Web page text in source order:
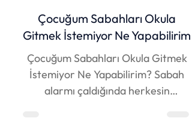
Tıkladers
16 Eyl 2025
2 dakikada okunur
Çocuğum Sabahları Okula
Gitmek İstemiyor Ne Yapabilirim